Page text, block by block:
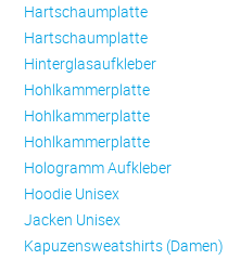
Hartschaumplatte
Hartschaumplatte
Hinterglasaufkleber
Hohlkammerplatte
Hohlkammerplatte
Hohlkammerplatte
Hologramm Aufkleber
Hoodie Unisex
Jacken Unisex
Kapuzensweatshirts (Damen)